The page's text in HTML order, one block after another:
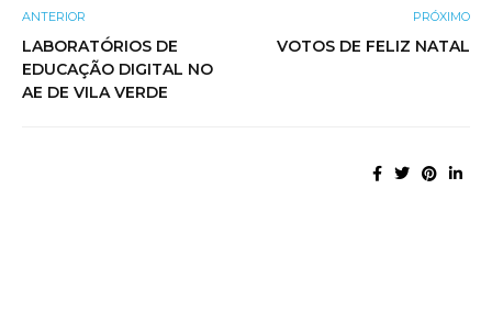
ANTERIOR
LABORATÓRIOS DE
EDUCAÇÃO DIGITAL NO
AE DE VILA VERDE
PRÓXIMO
VOTOS DE FELIZ NATAL